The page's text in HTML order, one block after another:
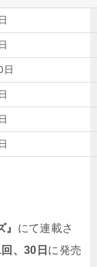
日
にて連載さ
、30日 に発売